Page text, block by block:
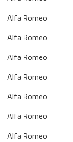
Alfa Romeo
Alfa Romeo
Alfa Romeo
Alfa Romeo
Alfa Romeo
Alfa Romeo
Alfa Romeo